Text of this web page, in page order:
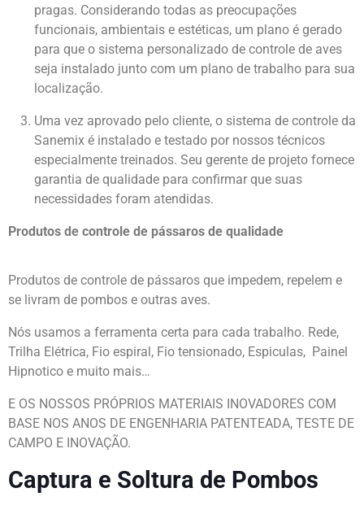
pragas. Considerando todas as preocupações
funcionais, ambientais e estéticas, um plano é gerado
para que o sistema personalizado de controle de aves
seja instalado junto com um plano de trabalho para sua
localização.
Uma vez aprovado pelo cliente, o sistema de controle da
Sanemix é instalado e testado por nossos técnicos
especialmente treinados. Seu gerente de projeto fornece
garantia de qualidade para confirmar que suas
necessidades foram atendidas.
Produtos de controle de pássaros de qualidade
Produtos de controle de pássaros que impedem, repelem e
se livram de pombos e outras aves.
Nós usamos a ferramenta certa para cada trabalho. Rede,
Trilha Elétrica, Fio espiral, Fio tensionado, Espiculas, Painel
Hipnotico e muito mais…
E OS NOSSOS PRÓPRIOS MATERIAIS INOVADORES COM
BASE NOS ANOS DE ENGENHARIA PATENTEADA, TESTE DE
CAMPO E INOVAÇÃO.
Captura e Soltura de Pombos